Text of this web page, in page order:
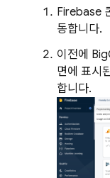
Firebase
동합니다.
이전에
면에 표시
합니다.